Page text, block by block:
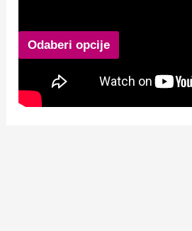
Odaberi opcije